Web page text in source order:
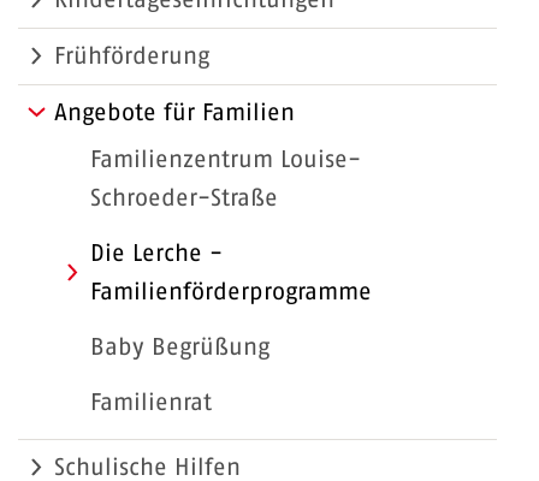
Frühförderung
Angebote für Familien
Familienzentrum Louise-
Schroeder-Straße
Die Lerche -
Familienförderprogramme
Baby Begrüßung
Familienrat
Schulische Hilfen